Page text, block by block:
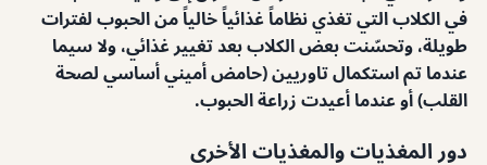
في الكلاب التي تغذي نظاماً غذائياً خالياً من الحبوب لفترات
طويلة، وتحسّنت بعض الكلاب بعد تغيير غذائي، ولا سيما
عندما تم استكمال تاوريين (حامض أميني أساسي لصحة
القلب) أو عندما أعيدت زراعة الحبوب.
دور المغذيات والمغذيات الأخرى